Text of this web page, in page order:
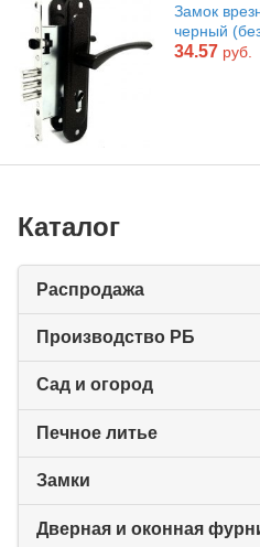
Замок
черный
34.57 руб.
Каталог
Распродажа
Производство РБ
Сад и огород
Печное литье
Замки
Дверная и оконная